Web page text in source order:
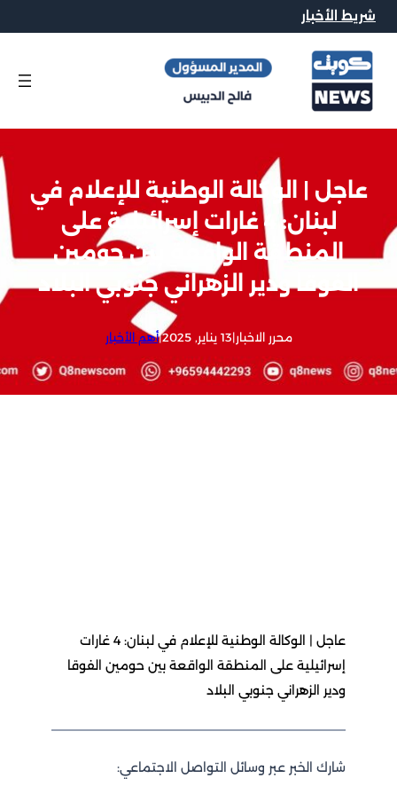
شريط الأخبار
عاجل | الوكالة الوطنية للإعلام في
لبنان: 4 غارات إسرائيلية على
المنطقة الواقعة بين حومين
الفوقا ودير الزهراني جنوبي البلاد
محرر الاخبار|13 يناير, 2025 |أهم الأخبار
عاجل | الوكالة الوطنية للإعلام في لبنان: 4 غارات
إسرائيلية على المنطقة الواقعة بين حومين الفوقا
ودير الزهراني جنوبي البلاد
شارك الخبر عبر وسائل التواصل الاجتماعي: